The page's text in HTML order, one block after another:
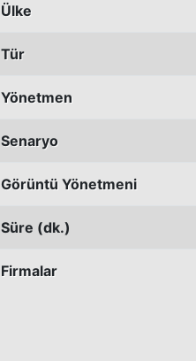
Ülke
Tür
Yönetmen
Senaryo
Görüntü Yönetmeni
Süre (dk.)
Firmalar